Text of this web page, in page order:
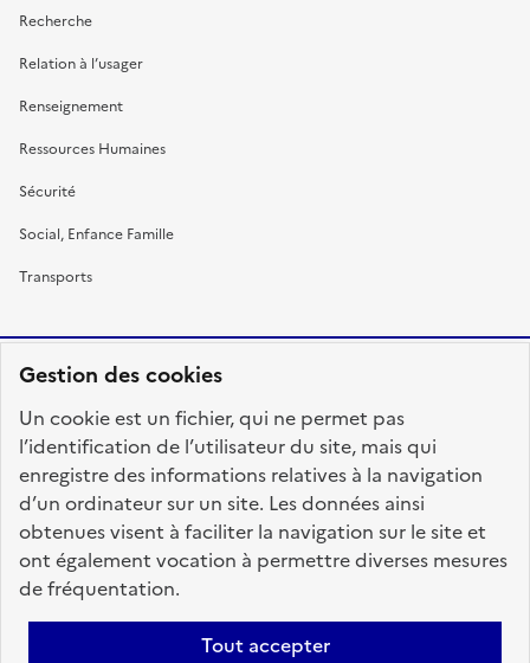
Gestion des cookies
Un cookie est un fichier, qui ne permet pas
l’identification de l’utilisateur du site, mais qui
enregistre des informations relatives à la navigation
d’un ordinateur sur un site. Les données ainsi
obtenues visent à faciliter la navigation sur le site et
ont également vocation à permettre diverses mesures
de fréquentation.
Tout accepter
Recherche
Relation à l’usager
Renseignement
Ressources Humaines
Sécurité
Social, Enfance Famille
Transports
FRANÇAISE
fonction-publique.gouv.fr
legifrance.gouv.fr
gouvernement.fr